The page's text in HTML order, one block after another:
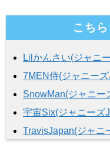
こち
Lilかんさい(ジャニ
7MEN侍(ジャニーズ
SnowMan(ジャニー
宇宙Six(ジャニーズ
TravisJapan(ジャニ